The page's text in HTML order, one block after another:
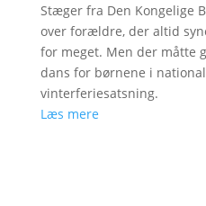
Stæger fra Den Kongelige
over forældre, der altid
for meget. Men der måtte
dans for børnene i
vinterferiesatsning.
Læs mere